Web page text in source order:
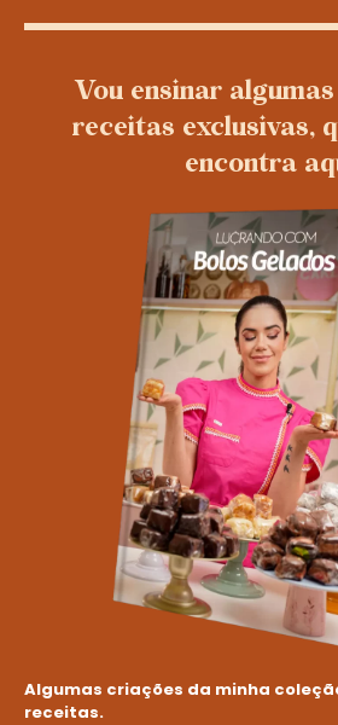
Vou ensinar
receitas exclusivas,
encontra
Algumas criações da minha
receitas.